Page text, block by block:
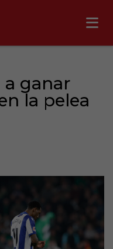
a ganar
la pelea